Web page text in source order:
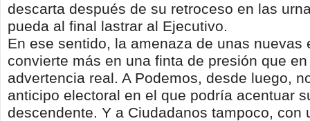
descarta después de su retroceso en las
pueda al final lastrar al Ejecutivo.
En ese sentido, la amenaza de unas nuevas
convierte más en una finta de presión que
advertencia real. A Podemos, desde luego,
anticipo electoral en el que podría acentuar
descendente. Y a Ciudadanos tampoco, con